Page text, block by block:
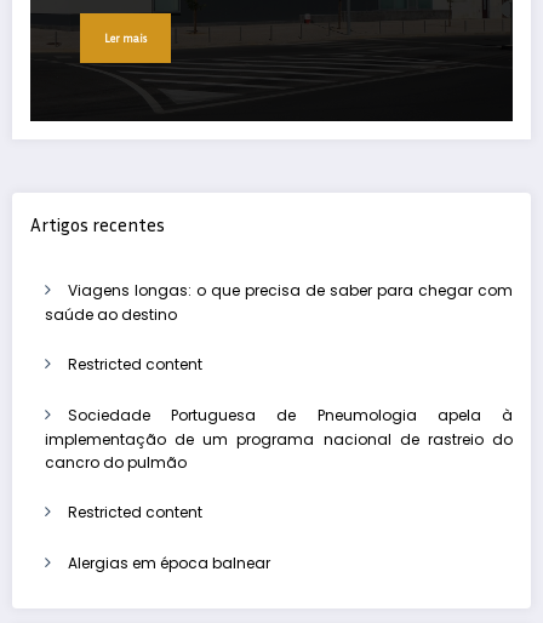
Ler mais
Artigos recentes
Viagens longas: o que precisa de saber para chegar com
saúde ao destino
Restricted content
Sociedade Portuguesa de Pneumologia apela à
implementação de um programa nacional de rastreio do
cancro do pulmão
Restricted content
Alergias em época balnear